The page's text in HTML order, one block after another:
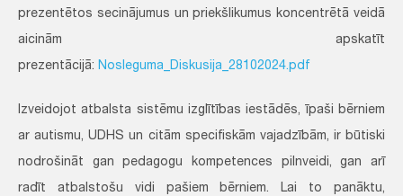
prezentētos secinājumus un priekšlikumus koncentrētā veidā
aicinām apskatīt
prezentācijā: Nosleguma_Diskusija_28102024.pdf
Izveidojot atbalsta sistēmu izglītības iestādēs, īpaši bērniem
ar autismu, UDHS un citām specifiskām vajadzībām, ir būtiski
nodrošināt gan pedagogu kompetences pilnveidi, gan arī
radīt atbalstošu vidi pašiem bērniem. Lai to panāktu,